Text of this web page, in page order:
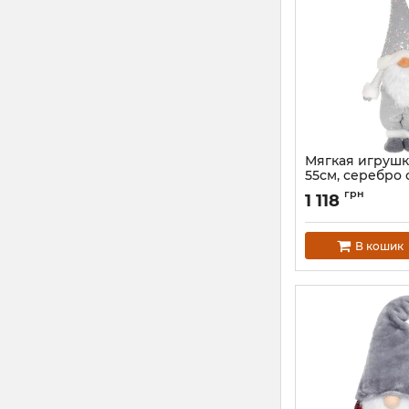
Мягкая
55см, серебро
Артикул: BD-877-279
1 118 грн
В кошик